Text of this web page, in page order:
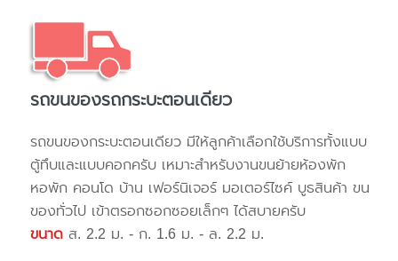
รถขนของรถกระบะตอนเดียว
รถขนของกระบะตอนเดียว มีให้ลูกค้าเลือกใช้บริการทั้งแบบ
ตู้ทึบและแบบคอกครับ เหมาะสำหรับงานขนย้ายห้องพัก
หอพัก คอนโด บ้าน เฟอร์นิเจอร์ มอเตอร์ไซค์ บูธสินค้า ขน
ของทั่วไป เข้าตรอกซอกซอยเล็กๆ ได้สบายครับ
ขนาด ส. 2.2 ม. - ก. 1.6 ม. - ล. 2.2 ม.